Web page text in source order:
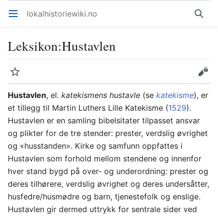
Åpne hovedmenyen lokalhistoriewiki.no Søk
Leksikon:Hustavlen
Overvåk
Rediger
Hustavlen, el. katekismens hustavle (se katekisme), er
et tillegg til Martin Luthers Lille Katekisme (1529).
Hustavlen er en samling bibelsitater tilpasset ansvar
og plikter for de tre stender: prester, verdslig øvrighet
og «husstanden». Kirke og samfunn oppfattes i
Hustavlen som forhold mellom stendene og innenfor
hver stand bygd på over- og underordning: prester og
deres tilhørere, verdslig øvrighet og deres undersåtter,
hus­fedre/husmødre og barn, tjenestefolk og enslige.
Hustavlen gir dermed uttrykk for sentrale sider ved